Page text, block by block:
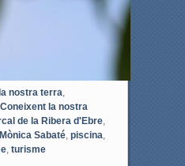
nostra terra
Coneixent la nostra
de la Ribera d'Ebre,
Mònica Sabaté, piscina
, turisme